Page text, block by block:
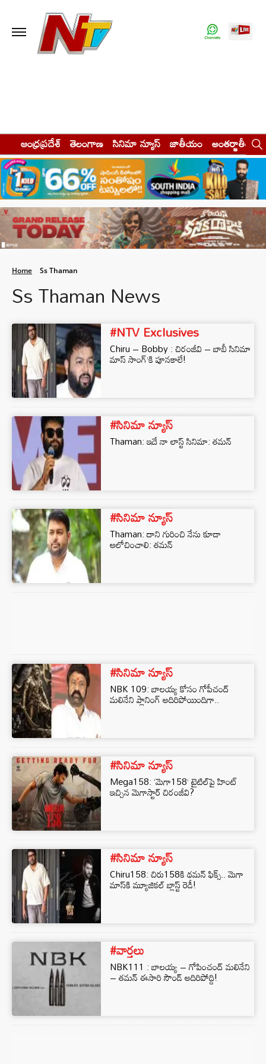
ఆంధ్రప్రదేశ్ తెలంగాణ సినిమా న్యూస్ జాతీయం అంతర్జాతీయం
Home Ss Thaman
Ss Thaman News
#NTV Exclusives
Chiru – Bobby : చిరంజీవి – బాబీ సినిమా
మాస్ సాంగ్’కి పూనకాలే!
#సినిమా న్యూస్
Thaman: ఇదే నా లాస్ట్ సినిమా: తమన్
#సినిమా న్యూస్
Thaman: దాని గురించి నేను కూడా
ఆలోచించాలి: తమన్
#సినిమా న్యూస్
NBK 109: బాలయ్య కోసం గోపీచంద్
మలినేని ప్లానింగ్ అదిరిపోయిందిగా..
#సినిమా న్యూస్
Mega158: ‘మెగా158’ టైటిల్‌పై హింట్
ఇచ్చిన మెగాస్టార్ చిరంజీవి?
#సినిమా న్యూస్
Chiru158: చిరు158కి థమన్ ఫిక్స్.. మెగా
మాస్‌కి మ్యూజికల్ బ్లాస్ట్ రెడీ!
#వార్తలు
NBK111 : బాలయ్య – గోపించంద్ మలినేని
– తమన్ ఈసారి సౌండ్ అదిరిపోద్ది!